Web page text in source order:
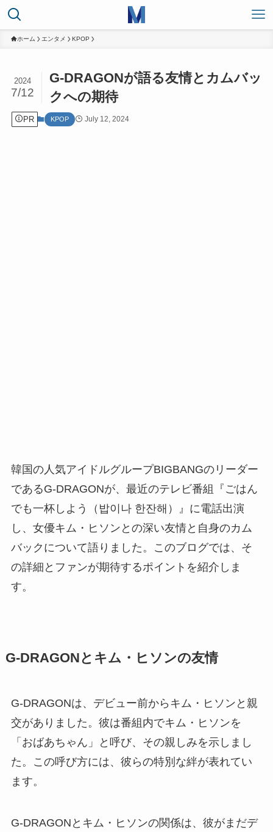
ホーム エンタメ KPOP
G-DRAGONが語る友情とカムバッ
クへの期待
2024
7/12
PR KPOP July 12, 2024
韓国の人気アイドルグループBIGBANGのリーダー
であるG-DRAGONが、最近のテレビ番組『ごはん
でも一杯しよう（밥이나 한잔해）』に電話出演
し、女優キム・ヒソンとの深い友情と自身のカム
バックについて語りました。このブログでは、そ
の詳細とファンが期待するポイントを紹介しま
す。
G-DRAGONとキム・ヒソンの友情
G-DRAGONは、デビュー前からキム・ヒソンと親
交がありました。彼は番組内でキム・ヒソンを
「おばあちゃん」と呼び、その親しみを示しまし
た。この呼び方には、彼らの特別な絆が表れてい
ます。
G-DRAGONとキム・ヒソンの関係は、彼がまだデ